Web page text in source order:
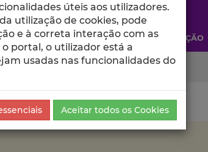
ESCOLAS UNIDADES INVESTIGAÇÃO
úteis aos utilizadores.
utilização de cookies, pode
e à correta interação com as
portal, o utilizador está a
usadas nas funcionalidades do
Aceitar todos os Cookies